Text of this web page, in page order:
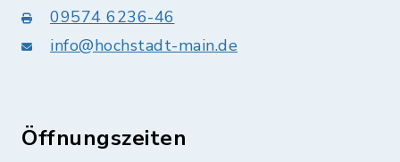
09574 6236-46
info@hochstadt-main.de
Öffnungszeiten